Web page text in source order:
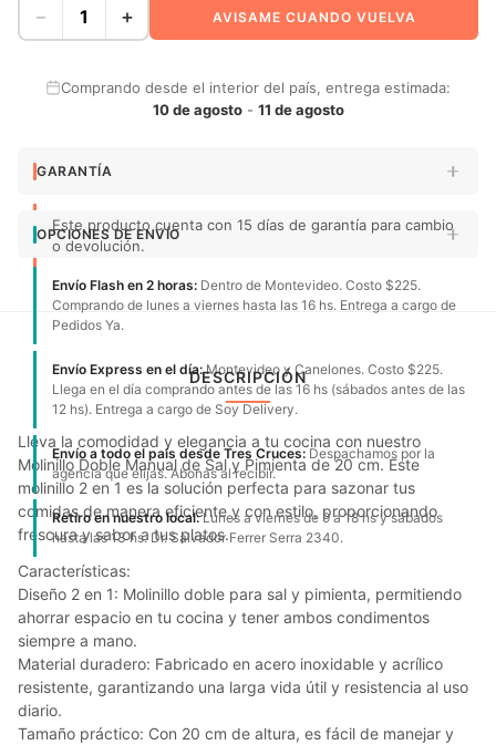
− + AVISAME CUANDO VUELVA
Comprando desde el interior del país, entrega estimada:
10 de agosto- 11 de agosto
GARANTÍA
Este producto cuenta con 15 días de garantía para cambio
o devolución.
OPCIONES DE ENVÍO
Envío Flash en 2 horas: Dentro de Montevideo. Costo $225.
Comprando de lunes a viernes hasta las 16 hs. Entrega a cargo de
Pedidos Ya.
Envío Express en el día:Montevideo y Canelones. Costo $225.
Llega en el día comprando antes de las 16 hs (sábados antes de las
12 hs). Entrega a cargo de Soy Delivery.
Envío a todo el país desde Tres Cruces: Despachamos por la
agencia que elijas. Abonas al recibir.
Retiro en nuestro local:Lunes a viernes de 9 a 18 hs y sábados
hasta las 13 hs. Dr. Salvador Ferrer Serra 2340.
DESCRIPCIÓN
Lleva la comodidad y elegancia a tu cocina con nuestro
Molinillo Doble Manual de Sal y Pimienta de 20 cm. Este
molinillo 2 en 1 es la solución perfecta para sazonar tus
comidas de manera eficiente y con estilo, proporcionando
frescura y sabor a tus platos.
Características:
Diseño 2 en 1: Molinillo doble para sal y pimienta, permitiendo
ahorrar espacio en tu cocina y tener ambos condimentos
siempre a mano.
Material duradero: Fabricado en acero inoxidable y acrílico
resistente, garantizando una larga vida útil y resistencia al uso
diario.
Tamaño práctico: Con 20 cm de altura, es fácil de manejar y